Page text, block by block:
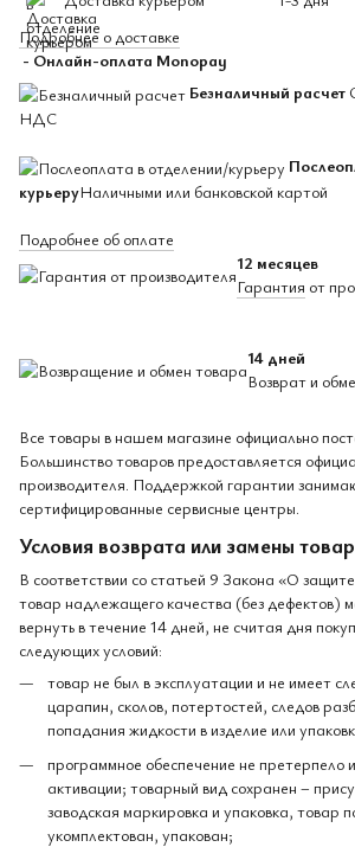
Подробнее о доставке
- Онлайн-оплата Monopay
Безналичный расчет
НДС
курьеруНаличными или банковской картой
Подробнее об оплате
12 месяцев
Гарантия от
14 дней
Возврат и
Все товары в нашем магазине официально
Большинство товаров предоставляется
производителя. Поддержкой гарантии
сертифицированные сервисные центры.
Условия возврата или замены
В соответствии со статьей 9 Закона «О
товар надлежащего качества (без дефектов)
вернуть в течение 14 дней, не считая дня
следующих условий:
товар не был в эксплуатации и не имеет
царапин, сколов, потертостей, следов
попадания жидкости в изделие или
программное обеспечение не претерпело
активации; товарный вид сохранен –
заводская маркировка и упаковка, товар
укомплектован, упакован;